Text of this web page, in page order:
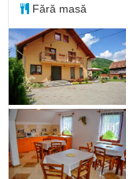
Fără masă